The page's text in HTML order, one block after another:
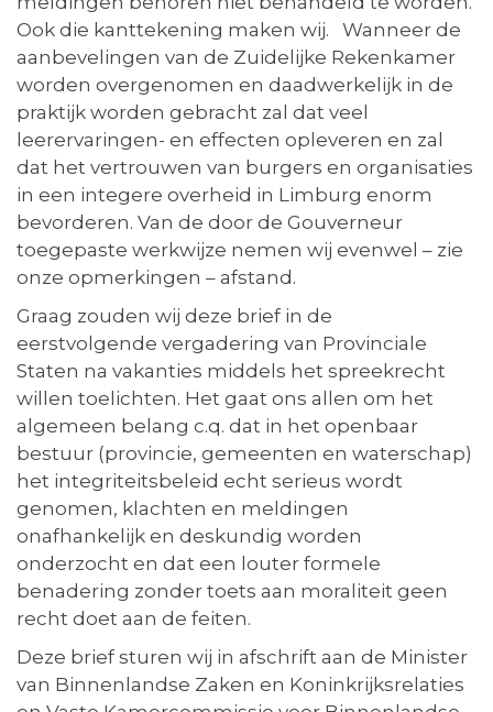
Ook die kanttekening maken wij. Wanneer de
aanbevelingen van de Zuidelijke Rekenkamer
worden overgenomen en daadwerkelijk in de
praktijk worden gebracht zal dat veel
leerervaringen- en effecten opleveren en zal
dat het vertrouwen van burgers en organisaties
in een integere overheid in Limburg enorm
bevorderen. Van de door de Gouverneur
toegepaste werkwijze nemen wij evenwel – zie
onze opmerkingen – afstand.
Graag zouden wij deze brief in de
eerstvolgende vergadering van Provinciale
Staten na vakanties middels het spreekrecht
willen toelichten. Het gaat ons allen om het
algemeen belang c.q. dat in het openbaar
bestuur (provincie, gemeenten en waterschap)
het integriteitsbeleid echt serieus wordt
genomen, klachten en meldingen
onafhankelijk en deskundig worden
onderzocht en dat een louter formele
benadering zonder toets aan moraliteit geen
recht doet aan de feiten.
Deze brief sturen wij in afschrift aan de Minister
van Binnenlandse Zaken en Koninkrijksrelaties